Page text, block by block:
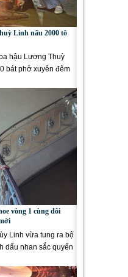
Linh nấu 2000 tô
hậu Lương Thuỳ
bát phở xuyên đêm
vòng 1 cùng đôi
Linh vừa tung ra bộ
dấu nhan sắc quyến